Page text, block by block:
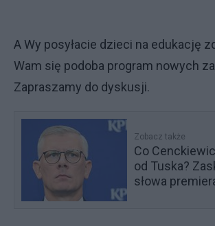
A Wy posyłacie dzieci na edukację
Wam się podoba program nowych
Zapraszamy do dyskusji.
Zobacz także
Co
od Tuska?
słowa